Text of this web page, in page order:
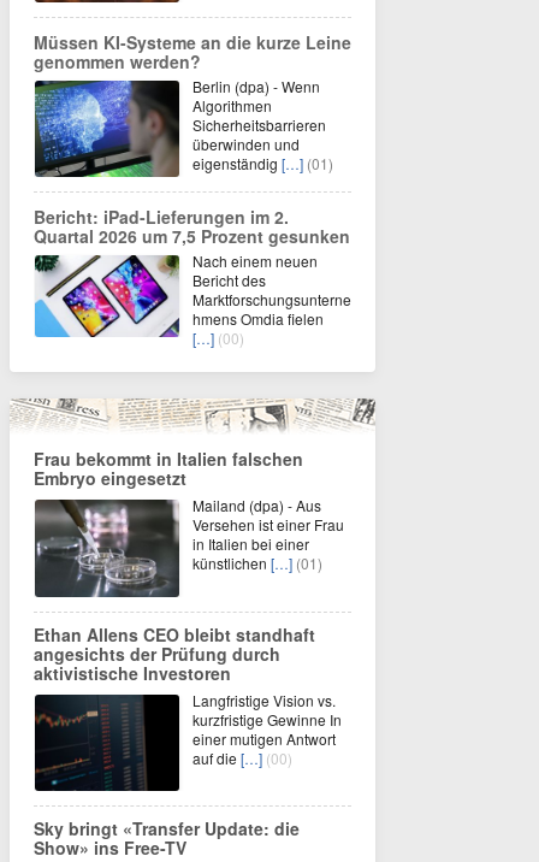
Müssen KI-Systeme an die kurze Leine
genommen werden?
Berlin (dpa) - Wenn
Algorithmen
Sicherheitsbarrieren
überwinden und
eigenständig […] (01)
Bericht: iPad-Lieferungen im 2.
Quartal 2026 um 7,5 Prozent gesunken
Nach einem neuen
Bericht des
Marktforschungsunterne
hmens Omdia fielen
[…] (00)
Frau bekommt in Italien falschen
Embryo eingesetzt
Mailand (dpa) - Aus
Versehen ist einer Frau
in Italien bei einer
künstlichen […] (01)
Ethan Allens CEO bleibt standhaft
angesichts der Prüfung durch
aktivistische Investoren
Langfristige Vision vs.
kurzfristige Gewinne In
einer mutigen Antwort
auf die […] (00)
Sky bringt «Transfer Update: die
Show» ins Free-TV